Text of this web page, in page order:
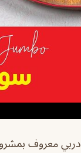
دربي معروف